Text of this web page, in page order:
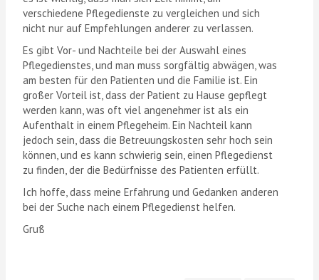
verschiedene Pflegedienste zu vergleichen und sich
nicht nur auf Empfehlungen anderer zu verlassen.
Es gibt Vor- und Nachteile bei der Auswahl eines
Pflegedienstes, und man muss sorgfältig abwägen, was
am besten für den Patienten und die Familie ist. Ein
großer Vorteil ist, dass der Patient zu Hause gepflegt
werden kann, was oft viel angenehmer ist als ein
Aufenthalt in einem Pflegeheim. Ein Nachteil kann
jedoch sein, dass die Betreuungskosten sehr hoch sein
können, und es kann schwierig sein, einen Pflegedienst
zu finden, der die Bedürfnisse des Patienten erfüllt.
Ich hoffe, dass meine Erfahrung und Gedanken anderen
bei der Suche nach einem Pflegedienst helfen.
Gruß